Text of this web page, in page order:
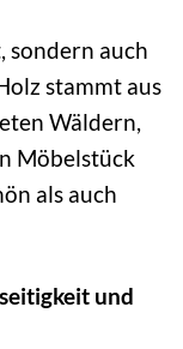
sondern auch
stammt aus
Wäldern,
Möbelstück
als auch
und